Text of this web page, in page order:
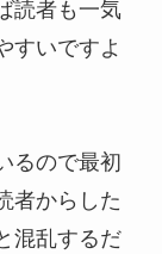
読者も一気
すいですよ
るので最初
者からした
混乱するだ